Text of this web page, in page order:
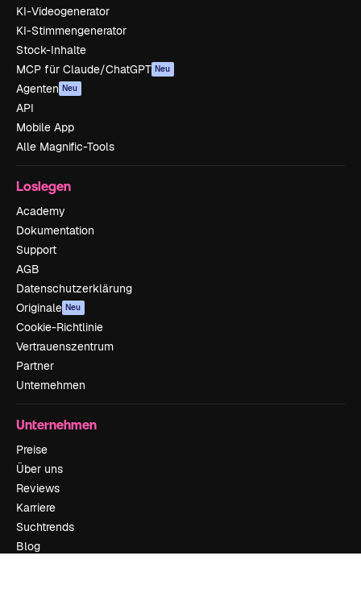
KI-Videogenerator
KI-Stimmengenerator
Stock-Inhalte
MCP für Claude/ChatGPT Neu
Agenten Neu
API
Mobile App
Alle Magnific-Tools
Loslegen
Academy
Dokumentation
Support
AGB
Datenschutzerklärung
Originale Neu
Cookie-Richtlinie
Vertrauenszentrum
Partner
Unternehmen
Unternehmen
Preise
Über uns
Reviews
Karriere
Suchtrends
Blog